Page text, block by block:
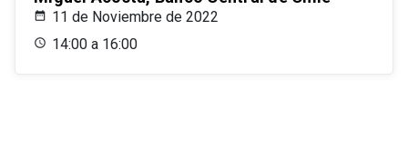
11 de Noviembre de 2022
14:00 a 16:00